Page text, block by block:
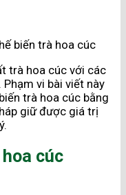
biến trà hoa cúc
trà hoa cúc với các
vi bài viết này
trà hoa cúc bằng
giữ được giá trị
cúc